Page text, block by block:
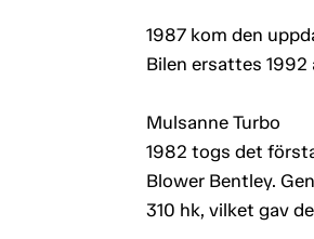
1987 kom den
Bilen ersattes 1992
Mulsanne Turbo
1982 togs det
Blower Bentley.
310 hk, vilket gav